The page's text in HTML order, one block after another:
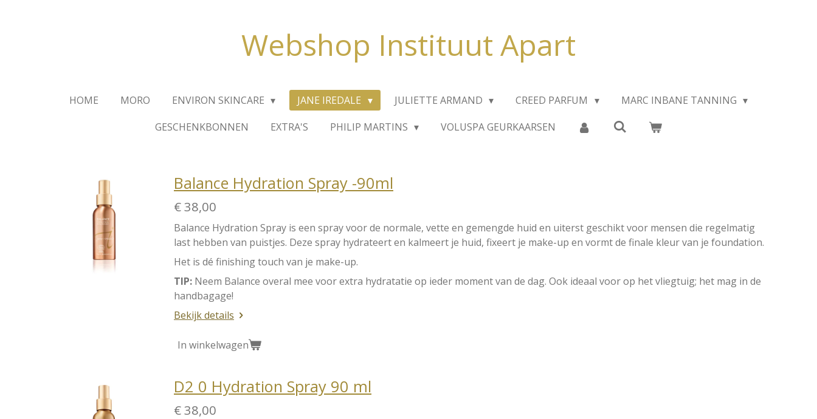
Webshop Instituut Apart
HOME MORO ENVIRON SKINCARE JANE IREDALE JULIETTE ARMAND CREED PARFUM
MARC INBANE TANNING
GESCHENKBONNEN
EXTRA'S PHILIP MARTINS VOLUSPA GEURKAARSEN
Balance Hydration Spray -90ml
€ 38,00
Balance Hydration Spray is een spray voor de normale, vette en gemengde huid en uiterst geschikt voor mensen die regelmatig
last hebben van puistjes. Deze spray hydrateert en kalmeert je huid, fixeert je make-up en vormt de finale kleur van je foundation.
Het is dé finishing touch van je make-up.
TIP: Neem Balance overal mee voor extra hydratatie op ieder moment van de dag. Ook ideaal voor op het vliegtuig; het mag in de
handbagage!
Bekijk details
In winkelwagen
D2 0 Hydration Spray 90 ml
€ 38,00